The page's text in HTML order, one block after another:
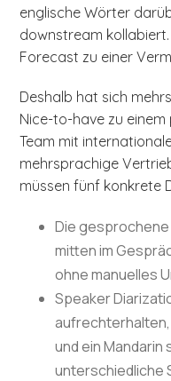
englische Wörter
downstream
Forecast zu einer
Deshalb hat sich
Nice-to-have zu
Team mit
mehrsprachige
müssen fünf konkrete
Die
mitten im
ohne manuelles
Speaker
und ein
unterschiedliche